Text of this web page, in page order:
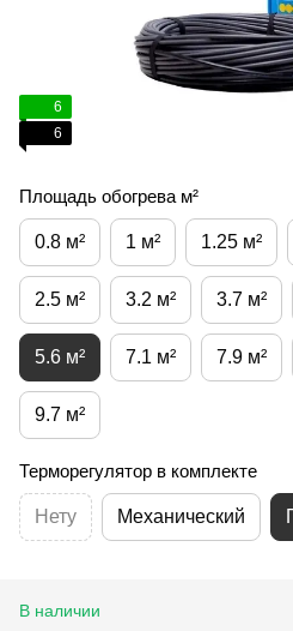
6
6
Площадь обогрева м²
0.8 м² 1 м² 1.25 м²
2.5 м² 3.2 м² 3.7 м²
5.6 м² 7.1 м² 7.9 м²
9.7 м²
Терморегулятор в комплекте
Нету Механический
В наличии